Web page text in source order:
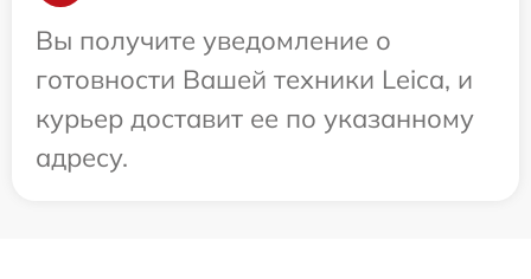
Вы получите уведомление о
готовности Вашей техники Leica, и
курьер доставит ее по указанному
адресу.